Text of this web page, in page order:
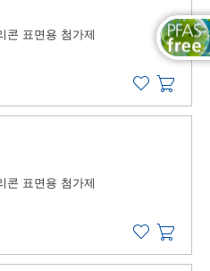
가나다역순 (Z-A)
콘 표면용 첨가제
콘 표면용 첨가제